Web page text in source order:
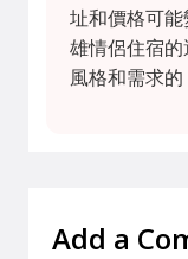
址和價格可
雄情侶住宿
風格和需求的
Add a